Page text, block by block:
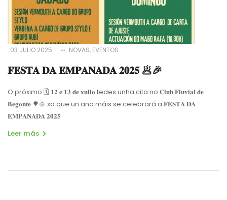
03 JULIO 2025 NOVAS EVENTOS
𝐅𝐄𝐒𝐓𝐀 𝐃𝐀 𝐄𝐌𝐏𝐀𝐍𝐀𝐃𝐀 𝟐𝟎𝟐𝟓 🥟🎉
O próximo 🗓 𝟏𝟐 𝐞 𝟏𝟑 𝐝𝐞 𝐱𝐮𝐥𝐥𝐨 tedes unha cita no 𝐂𝐥𝐮𝐛 𝐅𝐥𝐮𝐯𝐢𝐚𝐥 𝐝𝐞
𝐁𝐞𝐠𝐨𝐧𝐭𝐞 🌳🌞 xa que un ano máis se celebrará a 𝐅𝐄𝐒𝐓𝐀 𝐃𝐀
𝐄𝐌𝐏𝐀𝐍𝐀𝐃𝐀 𝟐𝟎𝟐𝟓
Leer más